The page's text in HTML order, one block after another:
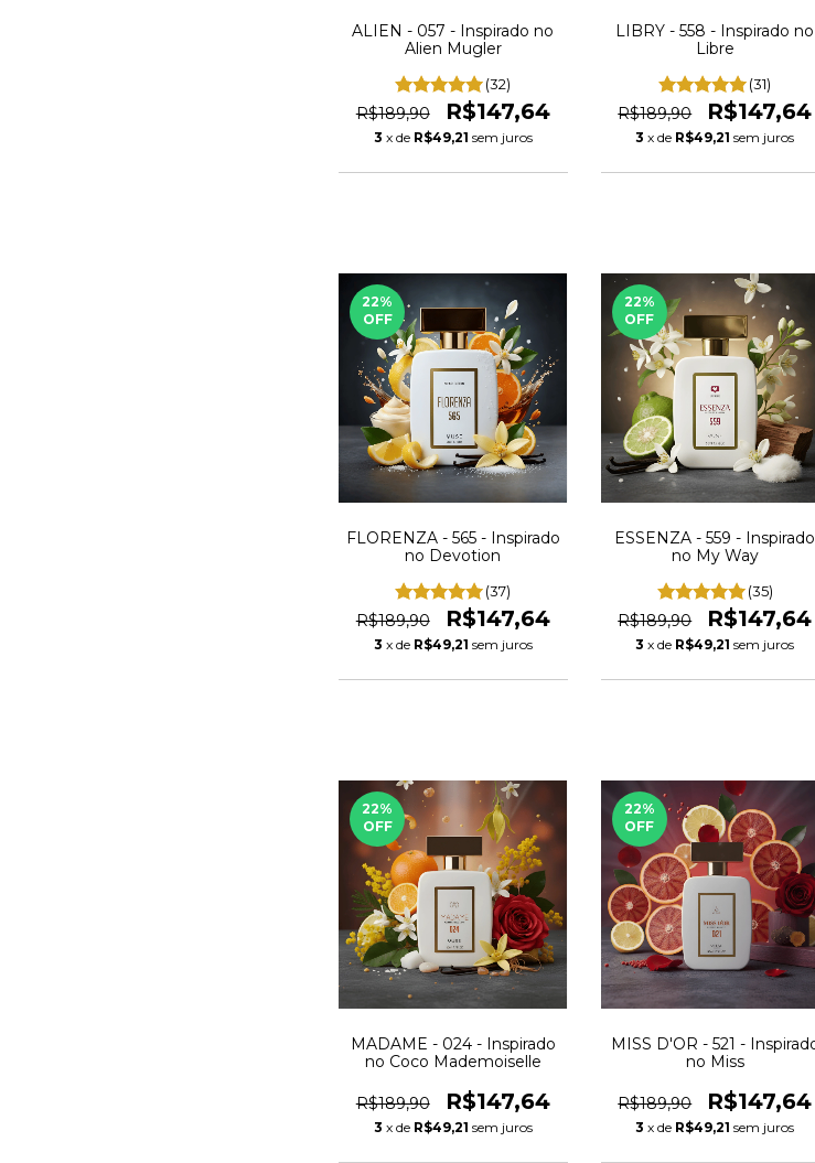
ALIEN - 057 - Inspirado no
Alien Mugler
(32)
R$189,90 R$147,64
3 x de R$49,21 sem juros
LIBRY - 558 - Inspirado no
Libre
(31)
R$189,90 R$147,64
3 x de R$49,21 sem juros
22%
OFF
FLORENZA - 565 - Inspirado
no Devotion
(37)
R$189,90 R$147,64
3 x de R$49,21 sem juros
22%
OFF
ESSENZA - 559 - Inspirado
no My Way
(35)
R$189,90 R$147,64
3 x de R$49,21 sem juros
22%
OFF
MADAME - 024 - Inspirado
no Coco Mademoiselle
R$189,90 R$147,64
3 x de R$49,21 sem juros
22%
OFF
MISS D'OR - 521 -
no Miss
R$189,90 R$147,64
3 x de R$49,21 sem juros